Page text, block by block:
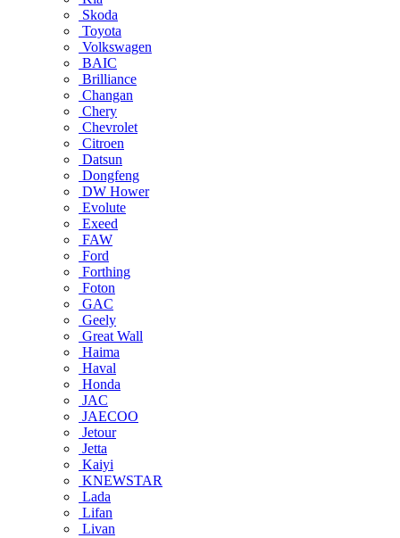
Skoda
Toyota
Volkswagen
BAIC
Brilliance
Changan
Chery
Chevrolet
Citroen
Datsun
Dongfeng
DW Hower
Evolute
Exeed
FAW
Ford
Forthing
Foton
GAC
Geely
Great Wall
Haima
Haval
Honda
JAC
JAECOO
Jetour
Jetta
Kaiyi
KNEWSTAR
Lada
Lifan
Livan